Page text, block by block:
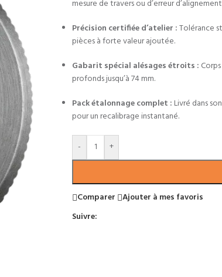
mesure de travers ou d’erreur
Précision certifiée d’atelier :Tolérance
pièces à forte valeur ajoutée.
Gabarit spécial alésages étroits :
profonds jusqu’à 74 mm.
Pack étalonnage complet :Livré dans
pour un recalibrage instantané.
- +
Comparer Ajouter à mes favoris
Suivre: